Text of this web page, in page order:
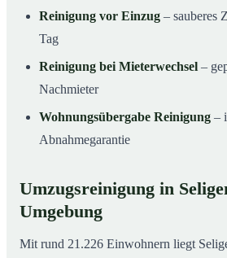
Reinigung vor Einzug – sauberes
Tag
Reinigung bei Mieterwechsel –
Nachmieter
Wohnungsübergabe Reinigung –
Abnahmegarantie
Umzugsreinigung in
Umgebung
Mit rund 21.226 Einwohnern liegt